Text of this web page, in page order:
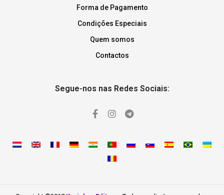
Forma de Pagamento
Condições Especiais
Quem somos
Contactos
Segue-nos nas Redes Sociais: